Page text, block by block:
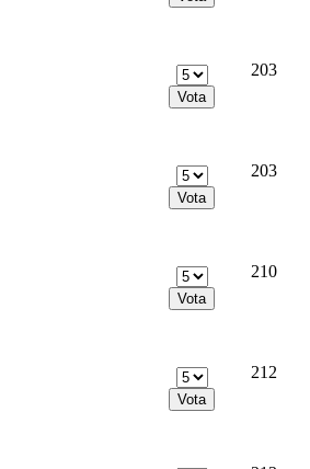
203
203
210
212